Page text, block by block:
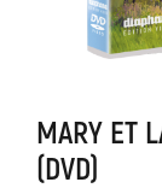
MARY ET
(DVD)